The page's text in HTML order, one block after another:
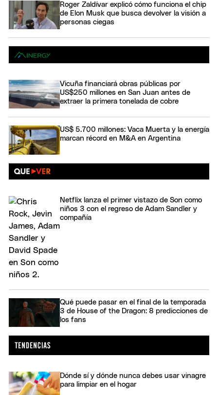
Roger Zaldívar explicó cómo funciona el chip
de Elon Musk que busca devolver la visión a
personas ciegas
Vicuña financiará obras públicas por
US$250 millones en San Juan antes de
extraer la primera tonelada de cobre
US$ 5.700 millones: Vaca Muerta y la energía
marcan récord en M&A en Argentina
Netflix lanza el primer vistazo de Son como
niños 3 con el regreso de Adam Sandler y
compañía
Qué puede pasar en el final de la temporada
3 de House of the Dragon: 8 predicciones de
los fans
Dónde sí y dónde nunca debes usar vinagre
para limpiar en el hogar